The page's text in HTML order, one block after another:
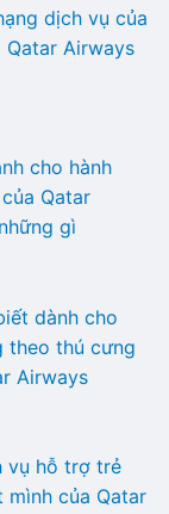
dịch vụ của
Qatar Airways
cho hành
Qatar
gì
dành cho
theo thú cưng
Airways
vụ hỗ trợ trẻ
của Qatar